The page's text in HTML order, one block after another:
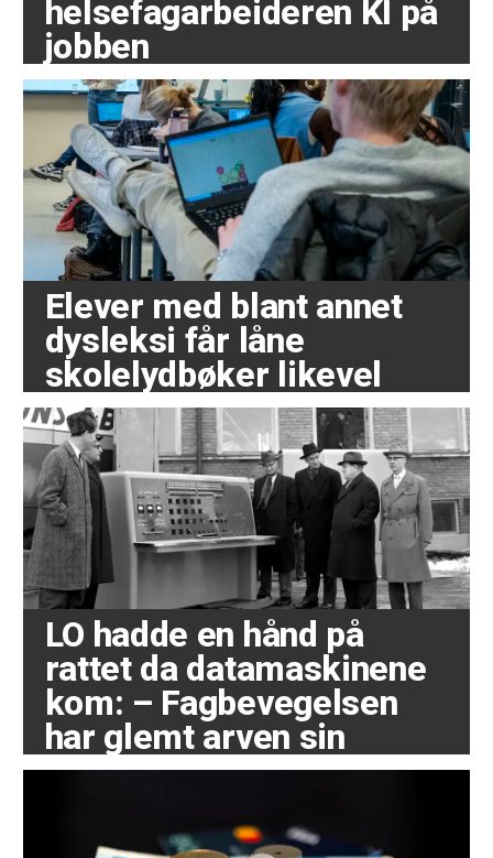
helsefagarbeideren KI på
jobben
Elever med blant annet
dysleksi får låne
skolelydbøker likevel
LO hadde en hånd på
rattet da datamaskinene
kom: – Fagbevegelsen
har glemt arven sin